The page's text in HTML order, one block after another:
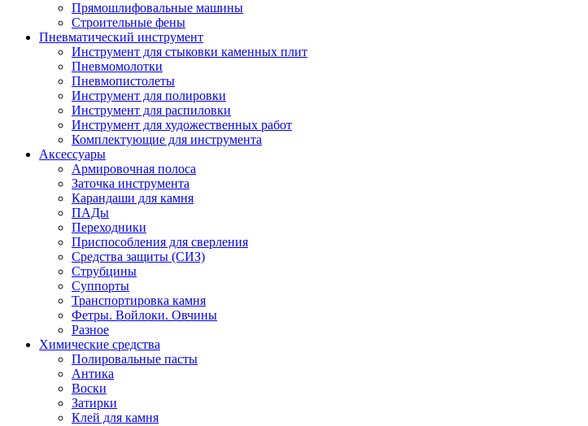
Прямошлифовальные машины
Строительные фены
Пневматический инструмент
Инструмент для стыковки каменных плит
Пневмомолотки
Пневмопистолеты
Инструмент для полировки
Инструмент для распиловки
Инструмент для художественных работ
Комплектующие для инструмента
Аксессуары
Армировочная полоса
Заточка инструмента
Карандаши для камня
ПАДы
Переходники
Приспособления для сверления
Средства защиты (СИЗ)
Струбцины
Суппорты
Транспортировка камня
Фетры. Войлоки. Овчины
Разное
Химические средства
Полировальные пасты
Антика
Воски
Затирки
Клей для камня